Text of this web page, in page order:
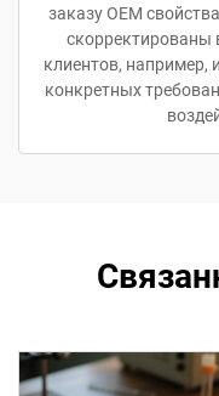
заказу OEM
скорректированы
клиентов, например,
конкретных